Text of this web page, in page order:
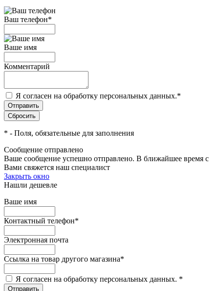
Ваш телефон*
Ваше имя
Комментарий
Я согласен на обработку персональных данных.*
* - Поля, обязательные для заполнения
Сообщение отправлено
Ваше сообщение успешно отправлено. В ближайшее время с
Вами свяжется наш специалист
Закрыть окно
Нашли дешевле
Ваше имя
Контактный телефон*
Электронная почта
Ссылка на товар другого магазина*
Я согласен на обработку персональных данных. *